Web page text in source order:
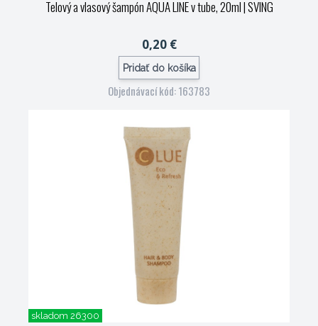
Telový a vlasový šampón AQUA LINE v tube, 20ml| SVING
0,20 €
Pridať do košíka
Objednávací kód: 163783
skladom 26300